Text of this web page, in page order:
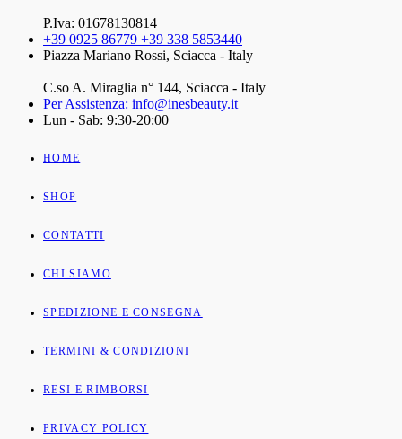
P.Iva: 01678130814
+39 0925 86779 +39 338 5853440
Piazza Mariano Rossi, Sciacca - Italy
C.so A. Miraglia n° 144, Sciacca - Italy
Per Assistenza: info@inesbeauty.it
Lun - Sab: 9:30-20:00
HOME
SHOP
CONTATTI
CHI SIAMO
SPEDIZIONE E CONSEGNA
TERMINI & CONDIZIONI
RESI E RIMBORSI
PRIVACY POLICY